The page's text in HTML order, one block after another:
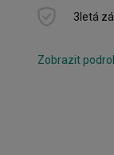
3letá
Zobrazit